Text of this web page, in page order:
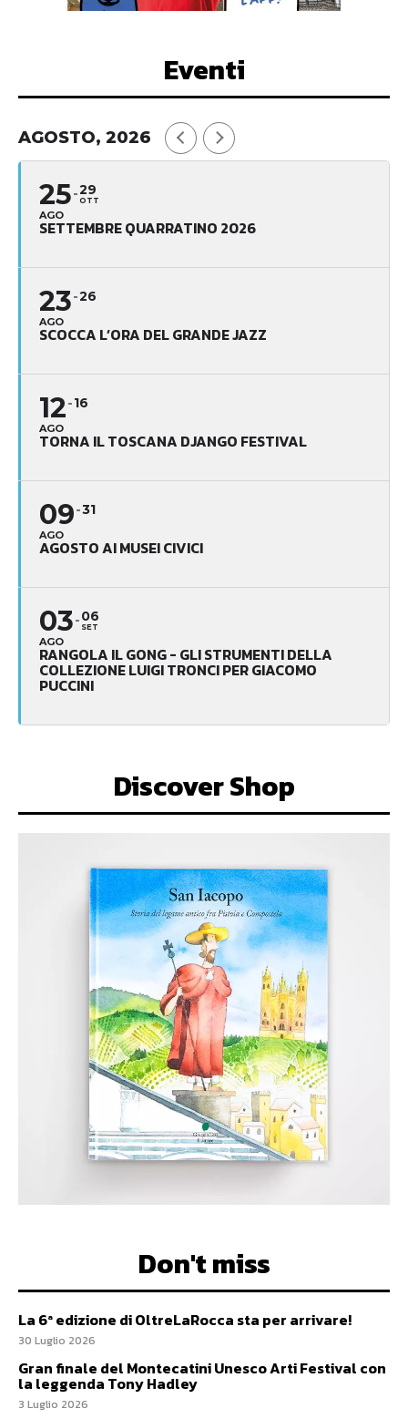
Eventi
AGOSTO, 2026
25
AGO
29
OTT
SETTEMBRE QUARRATINO 2026
23
AGO
26
SCOCCA L’ORA DEL GRANDE JAZZ
12
AGO
16
TORNA IL TOSCANA DJANGO FESTIVAL
09
AGO
31
AGOSTO AI MUSEI CIVICI
03
AGO
06
SET
RANGOLA IL GONG - GLI STRUMENTI DELLA
COLLEZIONE LUIGI TRONCI PER GIACOMO
PUCCINI
Discover Shop
Don't miss
La 6ª edizione di OltreLaRocca sta per arrivare!
30 Luglio 2026
Gran finale del Montecatini Unesco Arti Festival con
la leggenda Tony Hadley
3 Luglio 2026